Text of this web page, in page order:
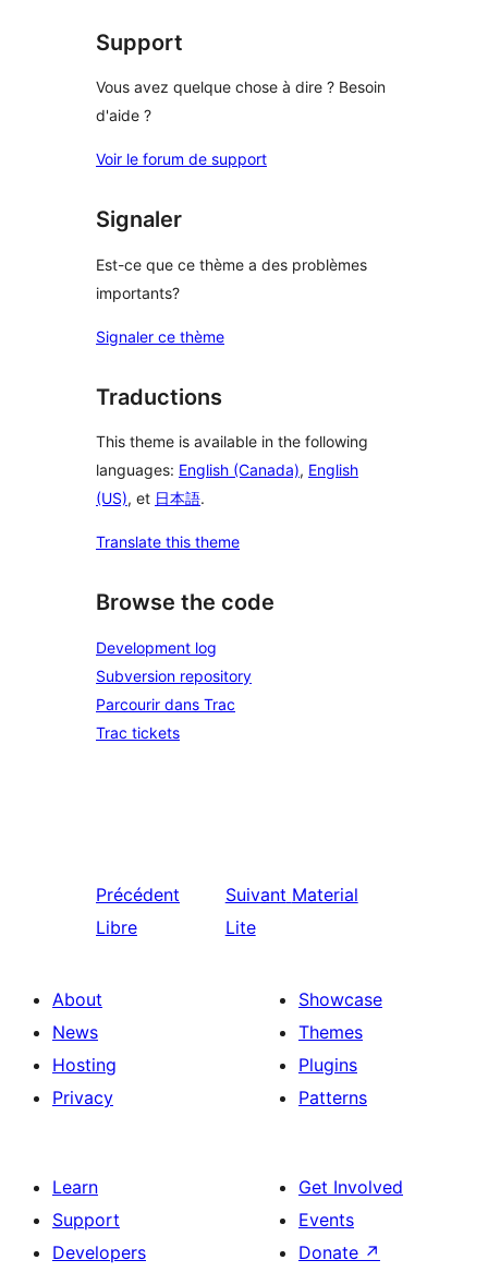
Support
Vous avez quelque chose à dire ? Besoin
d'aide ?
Voir le forum de support
Signaler
Est-ce que ce thème a des problèmes
importants?
Signaler ce thème
Traductions
This theme is available in the following
languages: English (Canada), English
(US), et 日本語.
Translate this theme
Browse the code
Development log
Subversion repository
Parcourir dans Trac
Trac tickets
Précédent
Libre
Suivant Material
Lite
About
News
Hosting
Privacy
Showcase
Themes
Plugins
Patterns
Learn
Support
Developers
Get Involved
Events
Donate ↗